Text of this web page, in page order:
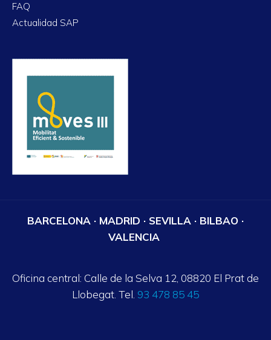
FAQ
Actualidad SAP
BARCELONA · MADRID · SEVILLA · BILBAO ·
VALENCIA
Oficina central: Calle de la Selva 12, 08820 El Prat de
Llobegat. Tel. 93 478 85 45